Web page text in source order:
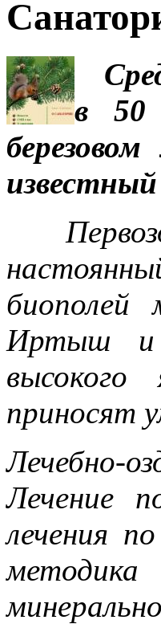
в 50
биополей
Иртыш и
приносят
Лечебно-
Лечение
лечения